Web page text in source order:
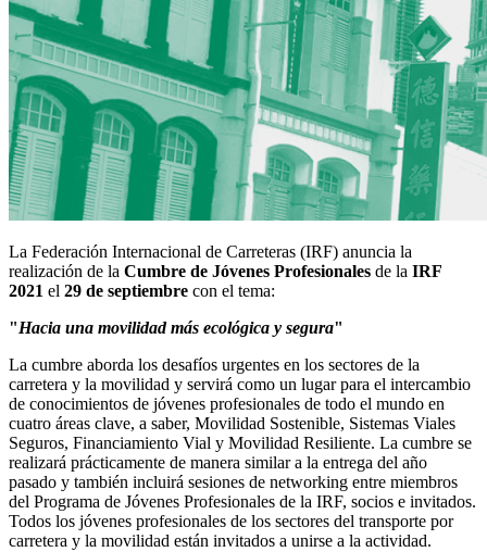
La Federación Internacional de Carreteras (IRF) anuncia la
realización de la Cumbre de Jóvenes Profesionales de la IRF
2021 el 29 de septiembre con el tema:
"Hacia una movilidad más ecológica y segura"
La cumbre aborda los desafíos urgentes en los sectores de la
carretera y la movilidad y servirá como un lugar para el intercambio
de conocimientos de jóvenes profesionales de todo el mundo en
cuatro áreas clave, a saber, Movilidad Sostenible, Sistemas Viales
Seguros, Financiamiento Vial y Movilidad Resiliente. La cumbre se
realizará prácticamente de manera similar a la entrega del año
pasado y también incluirá sesiones de networking entre miembros
del Programa de Jóvenes Profesionales de la IRF, socios e invitados.
Todos los jóvenes profesionales de los sectores del transporte por
carretera y la movilidad están invitados a unirse a la actividad.